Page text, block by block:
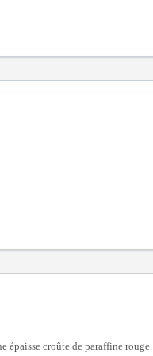
épaisse croûte de paraffine rouge.